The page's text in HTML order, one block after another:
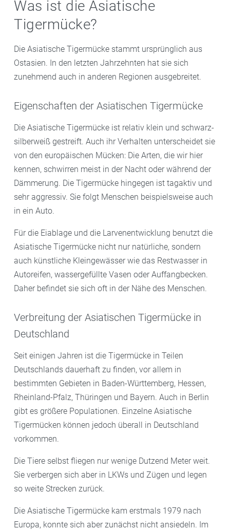
Was ist die Asiatische
Tigermücke?
Die Asiatische Tigermücke stammt ursprünglich aus
Ostasien. In den letzten Jahrzehnten hat sie sich
zunehmend auch in anderen Regionen ausgebreitet.
Eigenschaften der Asiatischen Tigermücke
Die Asiatische Tigermücke ist relativ klein und schwarz-
silberweiß gestreift. Auch ihr Verhalten unterscheidet sie
von den europäischen Mücken: Die Arten, die wir hier
kennen, schwirren meist in der Nacht oder während der
Dämmerung. Die Tigermücke hingegen ist tagaktiv und
sehr aggressiv. Sie folgt Menschen beispielsweise auch
in ein Auto.
Für die Eiablage und die Larvenentwicklung benutzt die
Asiatische Tigermücke nicht nur natürliche, sondern
auch künstliche Kleingewässer wie das Restwasser in
Autoreifen, wassergefüllte Vasen oder Auffangbecken.
Daher befindet sie sich oft in der Nähe des Menschen.
Verbreitung der Asiatischen Tigermücke in
Deutschland
Seit einigen Jahren ist die Tigermücke in Teilen
Deutschlands dauerhaft zu finden, vor allem in
bestimmten Gebieten in Baden-Württemberg, Hessen,
Rheinland-Pfalz, Thüringen und Bayern. Auch in Berlin
gibt es größere Populationen. Einzelne Asiatische
Tigermücken können jedoch überall in Deutschland
vorkommen.
Die Tiere selbst fliegen nur wenige Dutzend Meter weit.
Sie verbergen sich aber in LKWs und Zügen und legen
so weite Strecken zurück.
Die Asiatische Tigermücke kam erstmals 1979 nach
Europa, konnte sich aber zunächst nicht ansiedeln. Im